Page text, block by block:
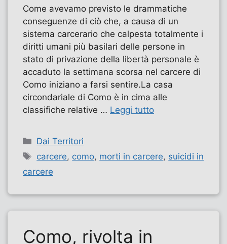
Come avevamo previsto le drammatiche
conseguenze di ciò che, a causa di un
sistema carcerario che calpesta totalmente i
diritti umani più basilari delle persone in
stato di privazione della libertà personale è
accaduto la settimana scorsa nel carcere di
Como iniziano a farsi sentire.La casa
circondariale di Como è in cima alle
classifiche relative … Leggi tutto
Categorie
Dai Territori
Tag
carcere, como, morti in carcere, suicidi in
carcere
Como, rivolta in